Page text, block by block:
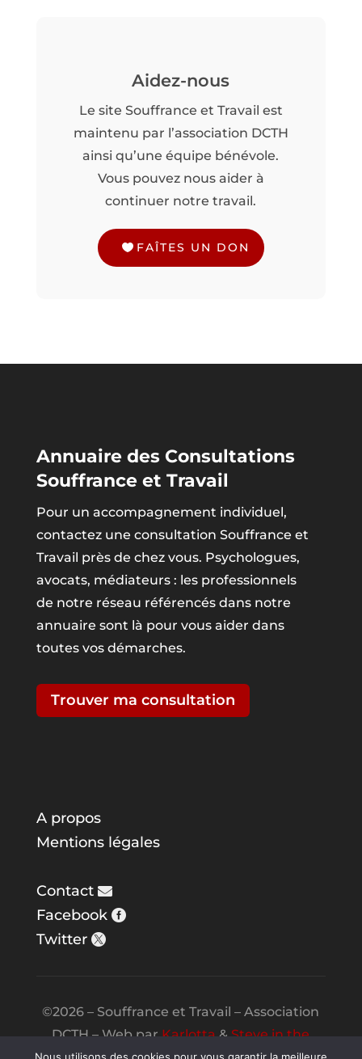
Aidez-nous
Le site Souffrance et Travail est
maintenu par l’association DCTH
ainsi qu’une équipe bénévole.
Vous pouvez nous aider à
continuer notre travail.
FAÎTES UN DON
Annuaire des Consultations
Souffrance et Travail
Pour un accompagnement individuel,
contactez une consultation Souffrance et
Travail près de chez vous. Psychologues,
avocats, médiateurs : les professionnels
de notre réseau référencés dans notre
annuaire sont là pour vous aider dans
toutes vos démarches.
Trouver ma consultation
A propos
Mentions légales
Contact
Facebook
Twitter
©2026 – Souffrance et Travail – Association
DCTH – Web parKarlotta&Steve in the